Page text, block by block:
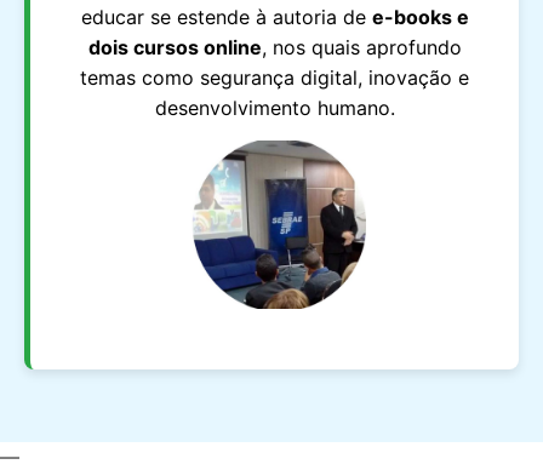
educar se estende à autoria de e-books e
dois cursos online, nos quais aprofundo
temas como segurança digital, inovação e
desenvolvimento humano.
—